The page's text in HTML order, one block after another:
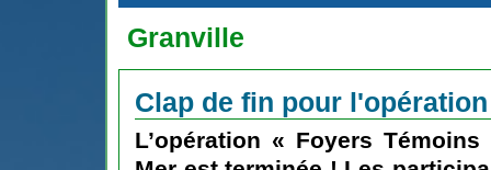
Granville
Clap de fin pour
L’opération « Foyers Témoins